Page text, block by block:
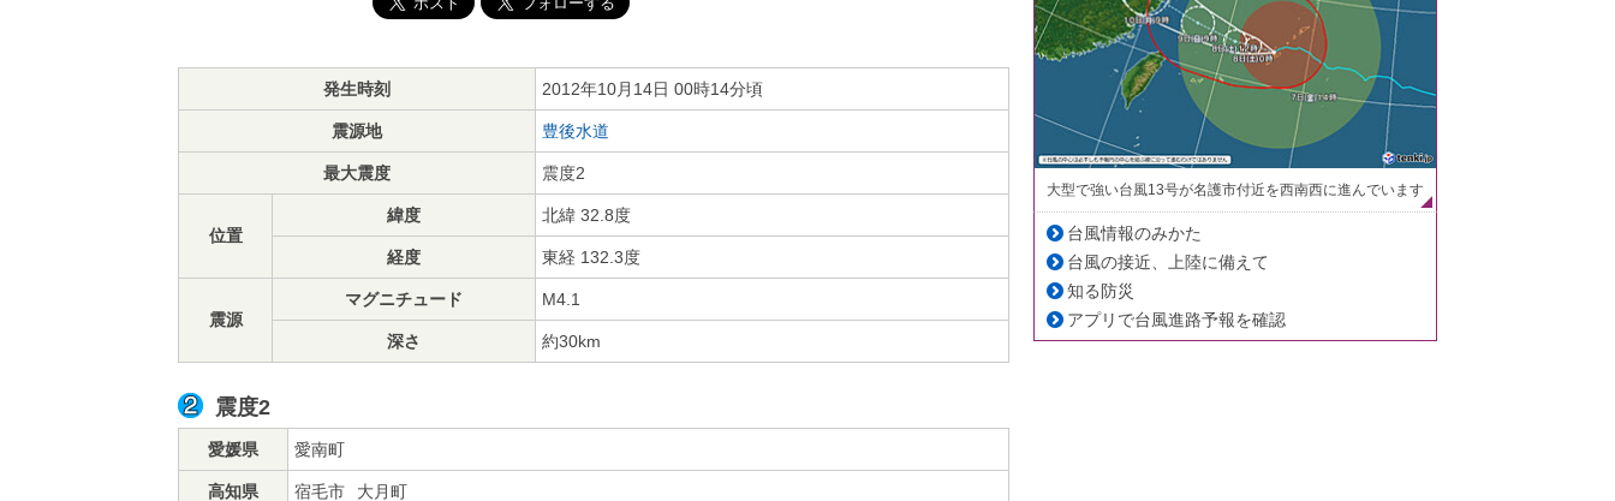
発生時刻 2012年10月14日 00時14分頃
震源地 豊後水道
最大震度 震度2
位置
緯度 北緯 32.8度
経度 東経 132.3度
震源
マグニチュード M4.1
深さ 約30km
震度2
愛媛県 愛南町
高知県 宿毛市 大月町
大型で強い台風13号が名護市付近を西南西に進んでいます
台風情報のみかた
台風の接近、上陸に備えて
知る防災
アプリで台風進路予報を確認